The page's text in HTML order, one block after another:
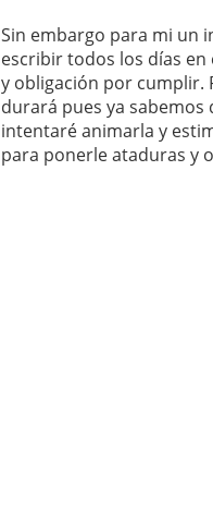
Sin embargo para mi un
escribir todos los días
y obligación por cumplir.
durará pues ya
intentaré animarla y
para ponerle ataduras y